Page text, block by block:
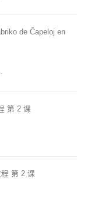
第 2 课
第 2 课